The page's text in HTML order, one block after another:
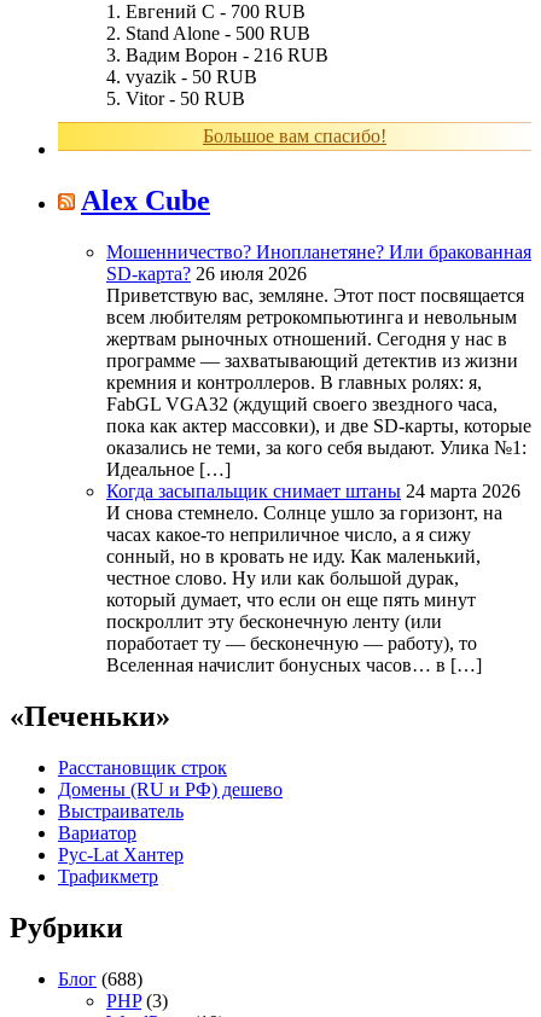
Евгений С - 700 RUB
Stand Alone - 500 RUB
Вадим Ворон - 216 RUB
vyazik - 50 RUB
Vitor - 50 RUB
Большое вам спасибо!
Alex Cube
Мошенничество? Инопланетяне? Или бракованная
SD-карта? 26 июля 2026
Приветствую вас, земляне. Этот пост посвящается
всем любителям ретрокомпьютинга и невольным
жертвам рыночных отношений. Сегодня у нас в
программе — захватывающий детектив из жизни
кремния и контроллеров. В главных ролях: я,
FabGL VGA32 (ждущий своего звездного часа,
пока как актер массовки), и две SD-карты, которые
оказались не теми, за кого себя выдают. Улика №1:
Идеальное […]
Когда засыпальщик снимает штаны 24 марта 2026
И снова стемнело. Солнце ушло за горизонт, на
часах какое-то неприличное число, а я сижу
сонный, но в кровать не иду. Как маленький,
честное слово. Ну или как большой дурак,
который думает, что если он еще пять минут
поскроллит эту бесконечную ленту (или
поработает ту — бесконечную — работу), то
Вселенная начислит бонусных часов… в […]
«Печеньки»
Расстановщик строк
Домены (RU и РФ) дешево
Выстраиватель
Вариатор
Рус-Lat Хантер
Трафикметр
Рубрики
Блог (688)
PHP(3)